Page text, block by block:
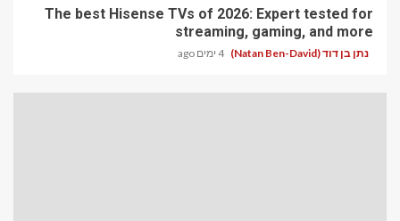
The best Hisense TVs of 2026: Expert tested for
streaming, gaming, and more
נתן בן דוד (Natan Ben-David) 4 ימים ago